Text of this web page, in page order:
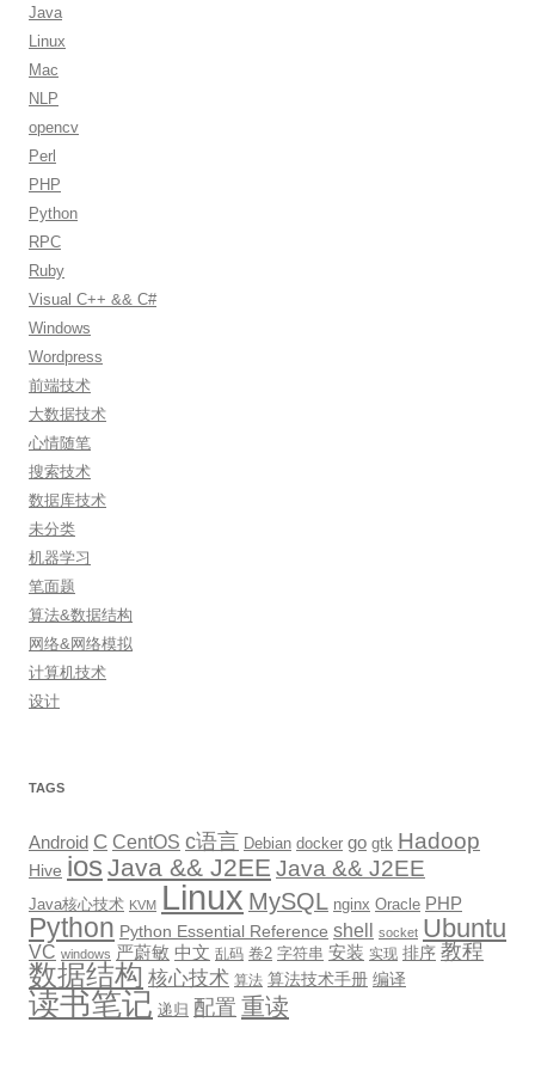
:
Java
Linux
Mac
NLP
opencv
Perl
PHP
Python
RPC
Ruby
Visual C++ && C#
Windows
Wordpress
前端技术
大数据技术
心情随笔
搜索技术
数据库技术
未分类
机器学习
笔面题
算法&数据结构
网络&网络模拟
计算机技术
设计
TAGS
Android C CentOS c语言 Debian docker go gtk Hadoop
Hive ios Java && J2EE Java && J2EE
Java核心技术 KVM Linux MySQL nginx Oracle PHP
Python Python Essential Reference shell socket Ubuntu
VC windows 严蔚敏 中文 乱码 卷2 字符串 安装 实现 排序 教程
数据结构 核心技术 算法 算法技术手册 编译
读书笔记 递归 配置 重读